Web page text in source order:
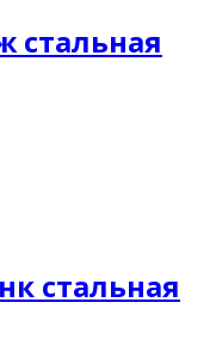
стальная
стальная